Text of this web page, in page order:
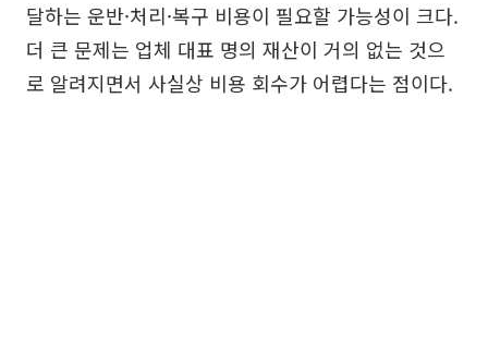
달하는 운반·처리·복구 비용이 필요할 가능성이 크다.
더 큰 문제는 업체 대표 명의 재산이 거의 없는 것으
로 알려지면서 사실상 비용 회수가 어렵다는 점이다.